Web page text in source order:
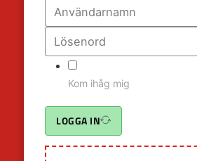
Kom ihåg mig
LOGGA IN